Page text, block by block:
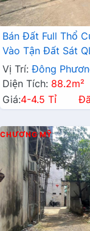
Bán Đất Full Thổ
Vào Tận Đất Sát
Vị Trí: Đông
Diện Tích: 88.2m²
Giá:4-4.5 Tỉ
CHƯƠNG MỸ